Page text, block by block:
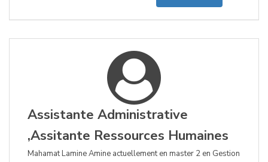
Assistante Administrative
,Assitante Ressources Humaines
Mahamat Lamine Amine actuellement en master 2 en Gestion